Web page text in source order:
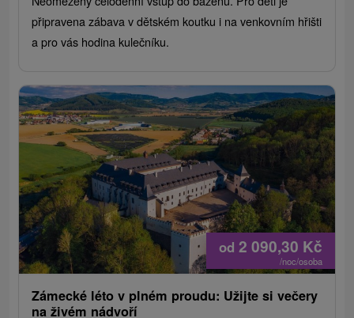
připravena zábava v dětském koutku i na venkovním hřišti
a pro vás hodina kulečníku.
od 2 090,30 Kč
/noc/osoba
Zámecké léto v plném proudu: Užijte si večery
na živém nádvoří